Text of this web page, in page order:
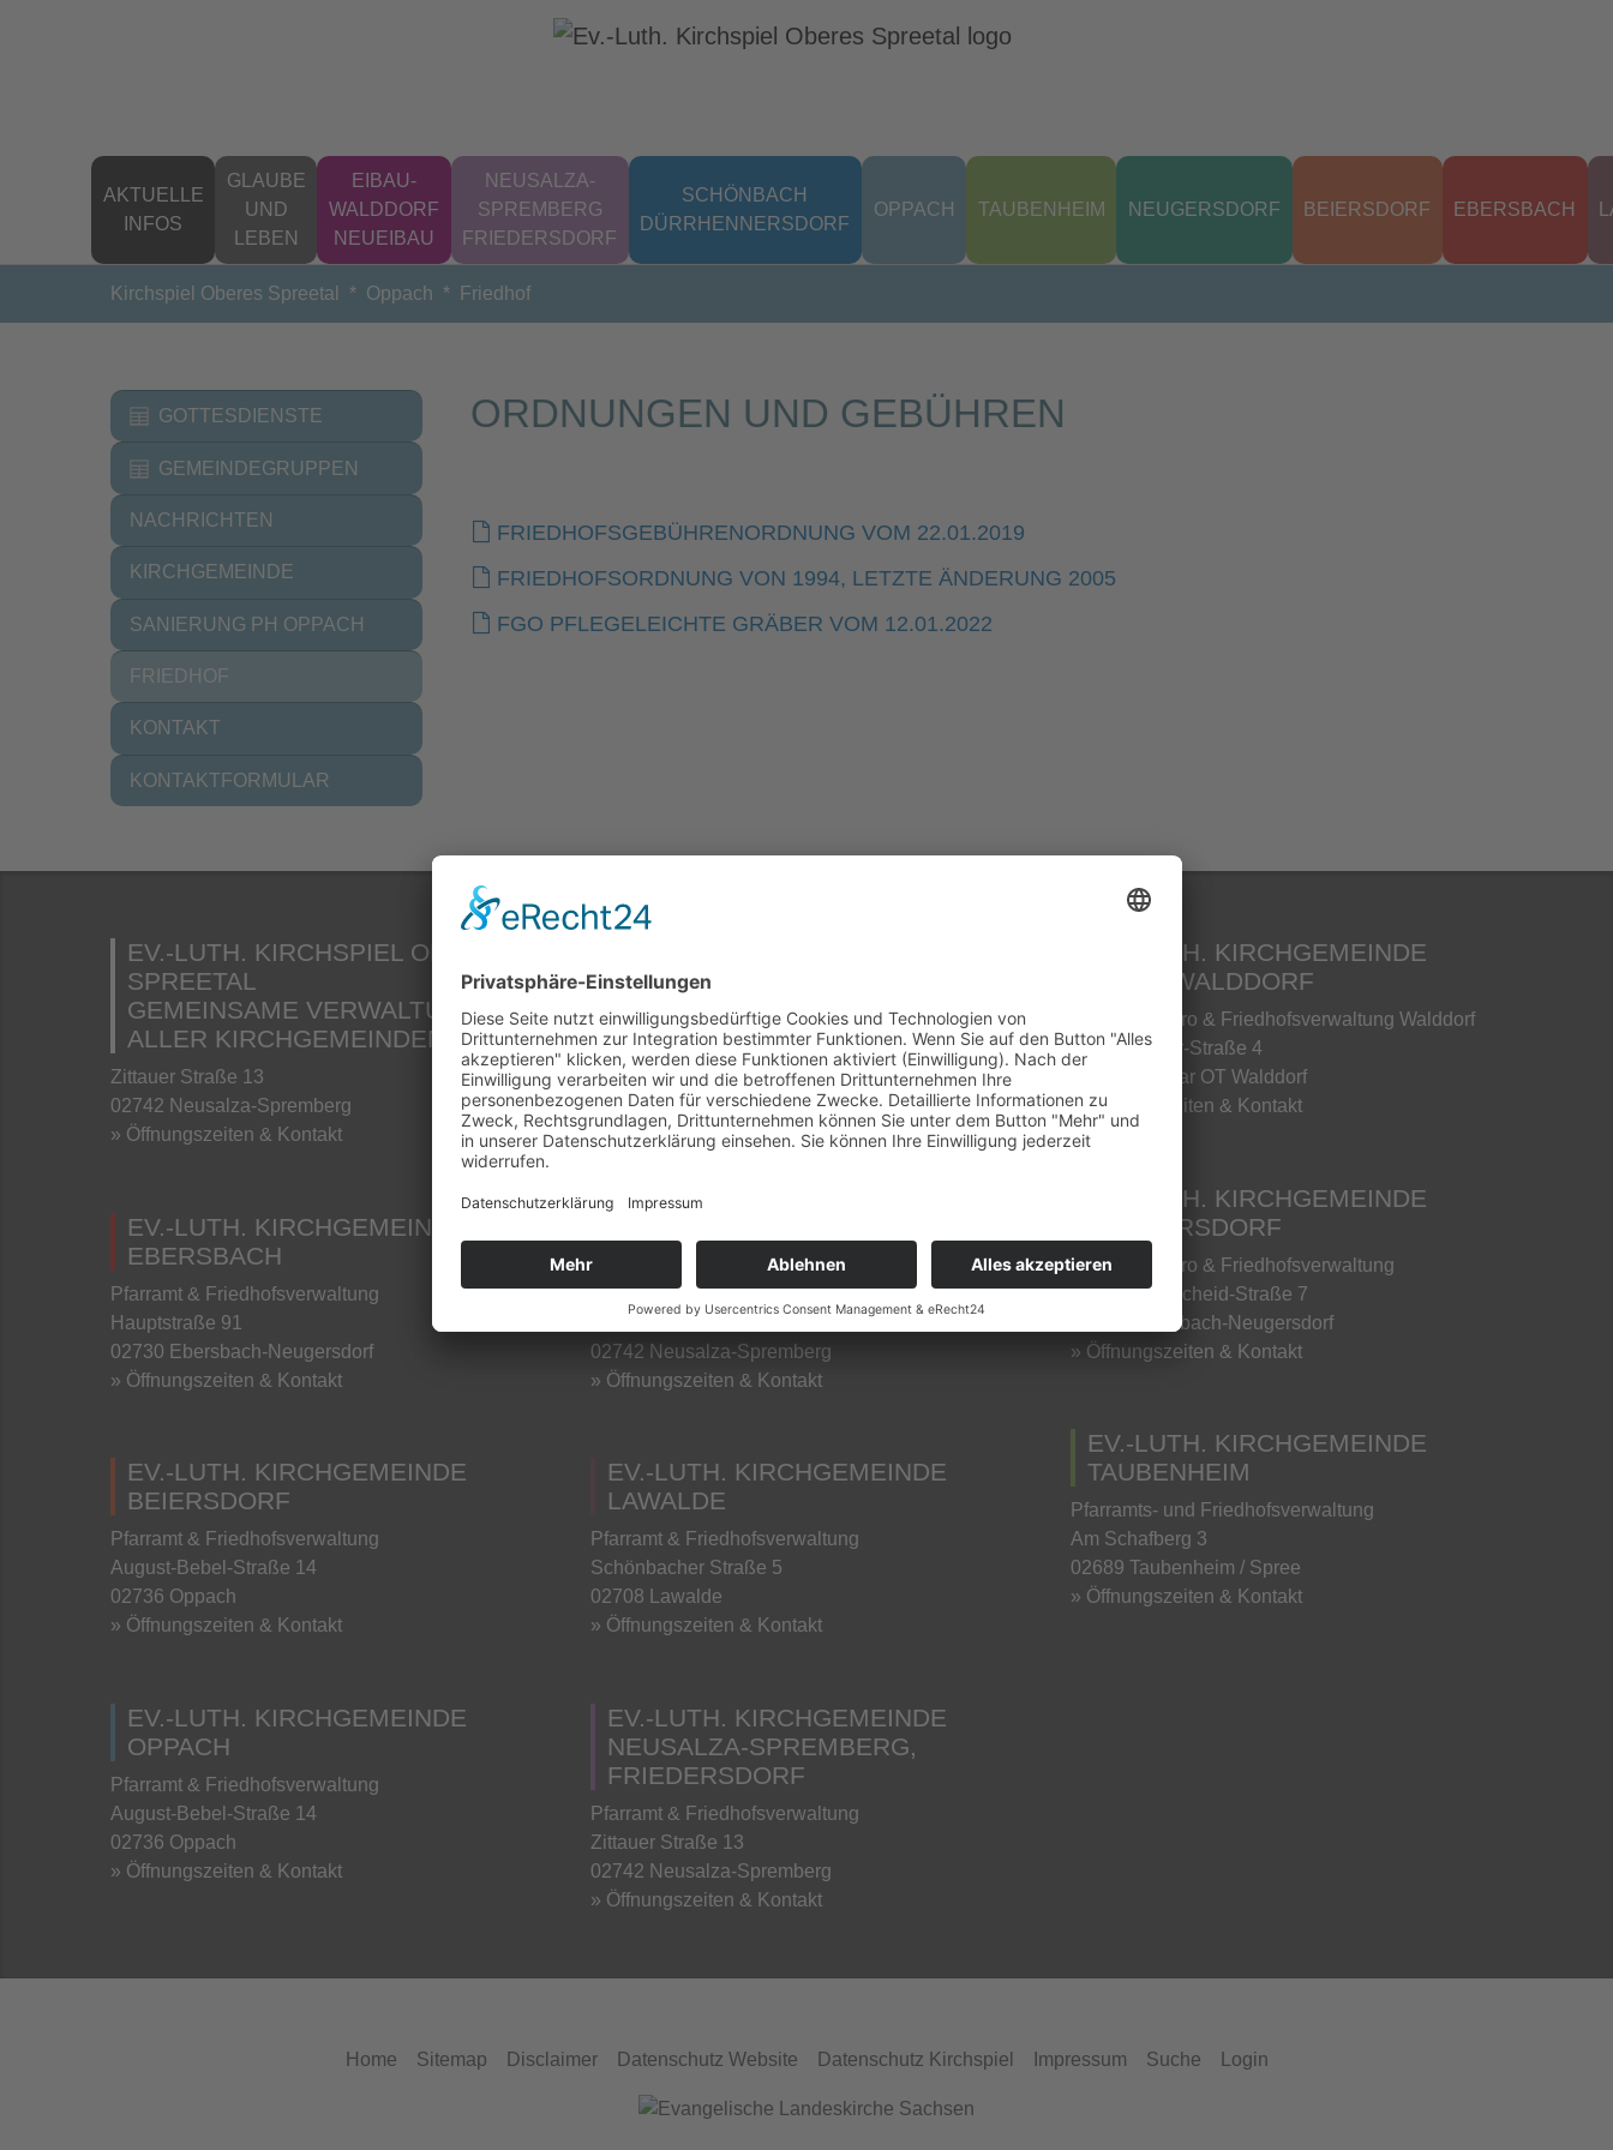
Zum Hauptinhalt springen
AKTUELLE
INFOS
GLAUBE
UND
LEBEN
EIBAU-
WALDDORF
NEUEIBAU
NEUSALZA-
SPREMBERG
FRIEDERSDORF
SCHÖNBACH
DÜRRHENNERSDORF
OPPACH TAUBENHEIM NEUGERSDORF BEIERSDORF EBERSBACH
Kirchspiel Oberes Spreetal Oppach Friedhof
GOTTESDIENSTE
GEMEINDEGRUPPEN
NACHRICHTEN
KIRCHGEMEINDE
SANIERUNG PH OPPACH
FRIEDHOF
KONTAKT
KONTAKTFORMULAR
ORDNUNGEN UND GEBÜHREN
FRIEDHOFSGEBÜHRENORDNUNG VOM 22.01.2019
FRIEDHOFSORDNUNG VON 1994, LETZTE ÄNDERUNG 2005
FGO PFLEGELEICHTE GRÄBER VOM 12.01.2022
EV.-LUTH. KIRCHSPIEL OBERES
SPREETAL
GEMEINSAME VERWALTUNG
ALLER KIRCHGEMEINDEN
Zittauer Straße 13
02742 Neusalza-Spremberg
» Öffnungszeiten & Kontakt
EV.-LUTH. KIRCHGEMEINDE
EBERSBACH
Pfarramt & Friedhofsverwaltung
Hauptstraße 91
02730 Ebersbach-Neugersdorf
» Öffnungszeiten & Kontakt
EV.-LUTH. KIRCHGEMEINDE
BEIERSDORF
Pfarramt & Friedhofsverwaltung
August-Bebel-Straße 14
02736 Oppach
» Öffnungszeiten & Kontakt
EV.-LUTH. KIRCHGEMEINDE
OPPACH
Pfarramt & Friedhofsverwaltung
August-Bebel-Straße 14
02736 Oppach
» Öffnungszeiten & Kontakt
EIBAU-WALDDORF MIT NEUEIBAU
Gemeindebüro & Friedhofsverwaltung Eibau
Kirchstraße 4
02739 Kottmar OT Eibau
» Öffnungszeiten & Kontakt
EV.-LUTH. KIRCHGEMEINDE
DÜRRHENNERSDORF
Pfarramts- und Friedhofsverwaltung
Zittauer Straße 13
02742 Neusalza-Spremberg
» Öffnungszeiten & Kontakt
EV.-LUTH. KIRCHGEMEINDE
LAWALDE
Pfarramt & Friedhofsverwaltung
Schönbacher Straße 5
02708 Lawalde
» Öffnungszeiten & Kontakt
EV.-LUTH. KIRCHGEMEINDE
NEUSALZA-SPREMBERG,
FRIEDERSDORF
Pfarramt & Friedhofsverwaltung
Zittauer Straße 13
02742 Neusalza-Spremberg
» Öffnungszeiten & Kontakt
EV.-LUTH. KIRCHGEMEINDE
EIBAU-WALDDORF
Gemeindebüro & Friedhofsverwaltung Walddorf
Martin-Luther-Straße 4
02739 Kottmar OT Walddorf
» Öffnungszeiten & Kontakt
EV.-LUTH. KIRCHGEMEINDE
NEUGERSDORF
Gemeindebüro & Friedhofsverwaltung
Rudolf-Breitscheid-Straße 7
02727 Ebersbach-Neugersdorf
» Öffnungszeiten & Kontakt
EV.-LUTH. KIRCHGEMEINDE
TAUBENHEIM
Pfarramts- und Friedhofsverwaltung
Am Schafberg 3
02689 Taubenheim / Spree
» Öffnungszeiten & Kontakt
Home Sitemap Disclaimer Datenschutz Website Datenschutz Kirchspiel Impressum Suche Login